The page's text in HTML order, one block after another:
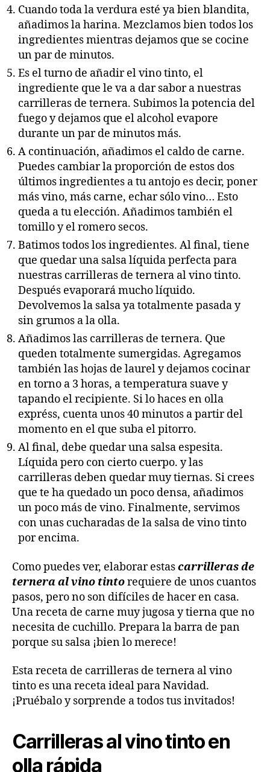
Cuando toda la verdura esté ya bien blandita,
añadimos la harina. Mezclamos bien todos los
ingredientes mientras dejamos que se cocine
un par de minutos.
Es el turno de añadir el vino tinto, el
ingrediente que le va a dar sabor a nuestras
carrilleras de ternera. Subimos la potencia del
fuego y dejamos que el alcohol evapore
durante un par de minutos más.
A continuación, añadimos el caldo de carne.
Puedes cambiar la proporción de estos dos
últimos ingredientes a tu antojo es decir, poner
más vino, más carne, echar sólo vino… Esto
queda a tu elección. Añadimos también el
tomillo y el romero secos.
Batimos todos los ingredientes. Al final, tiene
que quedar una salsa líquida perfecta para
nuestras carrilleras de ternera al vino tinto.
Después evaporará mucho líquido.
Devolvemos la salsa ya totalmente pasada y
sin grumos a la olla.
Añadimos las carrilleras de ternera. Que
queden totalmente sumergidas. Agregamos
también las hojas de laurel y dejamos cocinar
en torno a 3 horas, a temperatura suave y
tapando el recipiente. Si lo haces en olla
expréss, cuenta unos 40 minutos a partir del
momento en el que suba el pitorro.
Al final, debe quedar una salsa espesita.
Líquida pero con cierto cuerpo. y las
carrilleras deben quedar muy tiernas. Si crees
que te ha quedado un poco densa, añadimos
un poco más de vino. Finalmente, servimos
con unas cucharadas de la salsa de vino tinto
por encima.
Como puedes ver, elaborar estascarrilleras de
ternera al vino tintorequiere de unos cuantos
pasos, pero no son difíciles de hacer en casa.
Una receta de carne muy jugosa y tierna que no
necesita de cuchillo. Prepara la barra de pan
porque su salsa ¡bien lo merece!
Esta receta de carrilleras de ternera al vino
tinto es una receta ideal para Navidad.
¡Pruébalo y sorprende a todos tus invitados!
Carrilleras al vino tinto en
olla rápida